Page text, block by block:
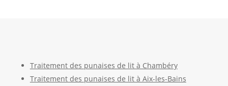
Traitement des punaises de lit à Chambéry
Traitement des punaises de lit à Aix-les-Bains